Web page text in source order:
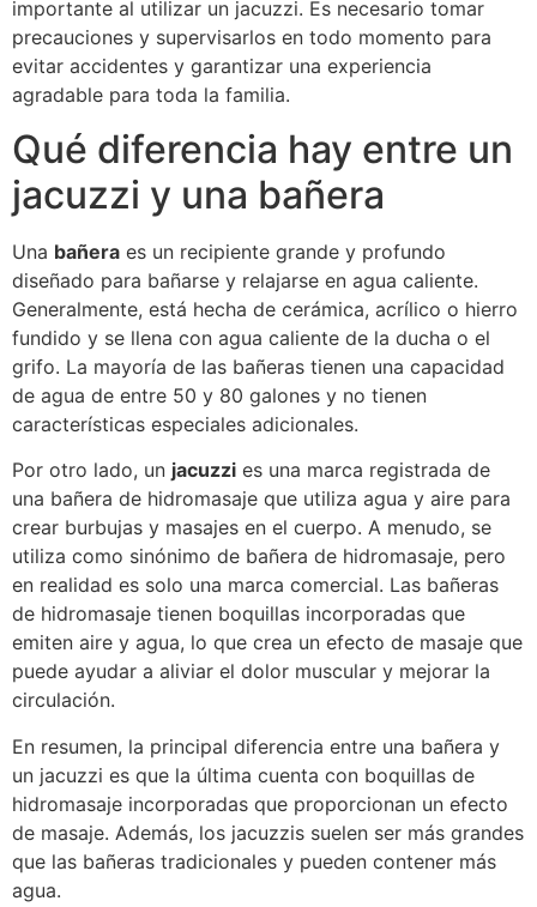
importante al utilizar un jacuzzi. Es necesario tomar
precauciones y supervisarlos en todo momento para
evitar accidentes y garantizar una experiencia
agradable para toda la familia.
Qué diferencia hay entre un
jacuzzi y una bañera
Una bañera es un recipiente grande y profundo
diseñado para bañarse y relajarse en agua caliente.
Generalmente, está hecha de cerámica, acrílico o hierro
fundido y se llena con agua caliente de la ducha o el
grifo. La mayoría de las bañeras tienen una capacidad
de agua de entre 50 y 80 galones y no tienen
características especiales adicionales.
Por otro lado, un jacuzzi es una marca registrada de
una bañera de hidromasaje que utiliza agua y aire para
crear burbujas y masajes en el cuerpo. A menudo, se
utiliza como sinónimo de bañera de hidromasaje, pero
en realidad es solo una marca comercial. Las bañeras
de hidromasaje tienen boquillas incorporadas que
emiten aire y agua, lo que crea un efecto de masaje que
puede ayudar a aliviar el dolor muscular y mejorar la
circulación.
En resumen, la principal diferencia entre una bañera y
un jacuzzi es que la última cuenta con boquillas de
hidromasaje incorporadas que proporcionan un efecto
de masaje. Además, los jacuzzis suelen ser más grandes
que las bañeras tradicionales y pueden contener más
agua.